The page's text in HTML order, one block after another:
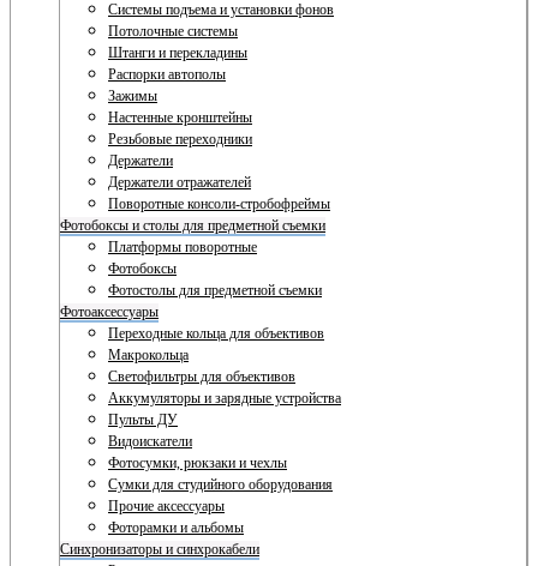
Системы подъема и установки фонов
Потолочные системы
Штанги и перекладины
Распорки автополы
Зажимы
Настенные кронштейны
Резьбовые переходники
Держатели
Держатели отражателей
Поворотные консоли-стробофреймы
Фотобоксы и столы для предметной съемки
Платформы поворотные
Фотобоксы
Фотостолы для предметной съемки
Фотоаксессуары
Переходные кольца для объективов
Макрокольца
Светофильтры для объективов
Аккумуляторы и зарядные устройства
Пульты ДУ
Видоискатели
Фотосумки, рюкзаки и чехлы
Сумки для студийного оборудования
Прочие аксессуары
Фоторамки и альбомы
Синхронизаторы и синхрокабели